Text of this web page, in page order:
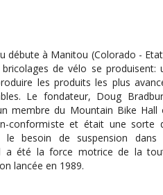
débute à Manitou (Colorado -
de vélo se produisent:
les produits les plus
Le fondateur, Doug
membre du Mountain Bike Hall
conformiste et était une sorte
le besoin de suspension dans
Il a été la force motrice de la
lancée en 1989.